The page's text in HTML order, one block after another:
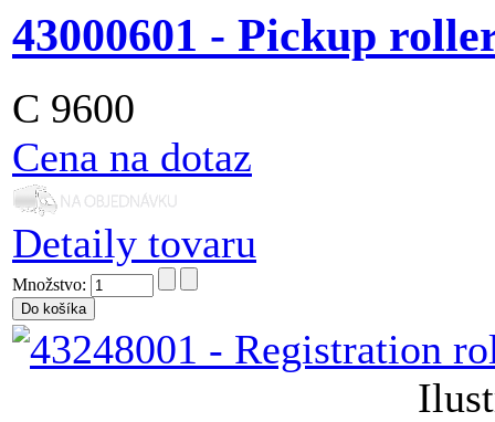
43000601 - Pickup
C 9600
Cena na dotaz
Detaily tovaru
Množstvo: